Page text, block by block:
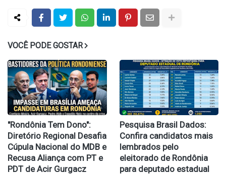
VOCÊ PODE GOSTAR
​"Rondônia Tem Dono":
Diretório Regional Desafia
Cúpula Nacional do MDB e
Recusa Aliança com PT e
PDT de Acir Gurgacz
Pesquisa Brasil Dados:
Confira candidatos mais
lembrados pelo
eleitorado de Rondônia
para deputado estadual